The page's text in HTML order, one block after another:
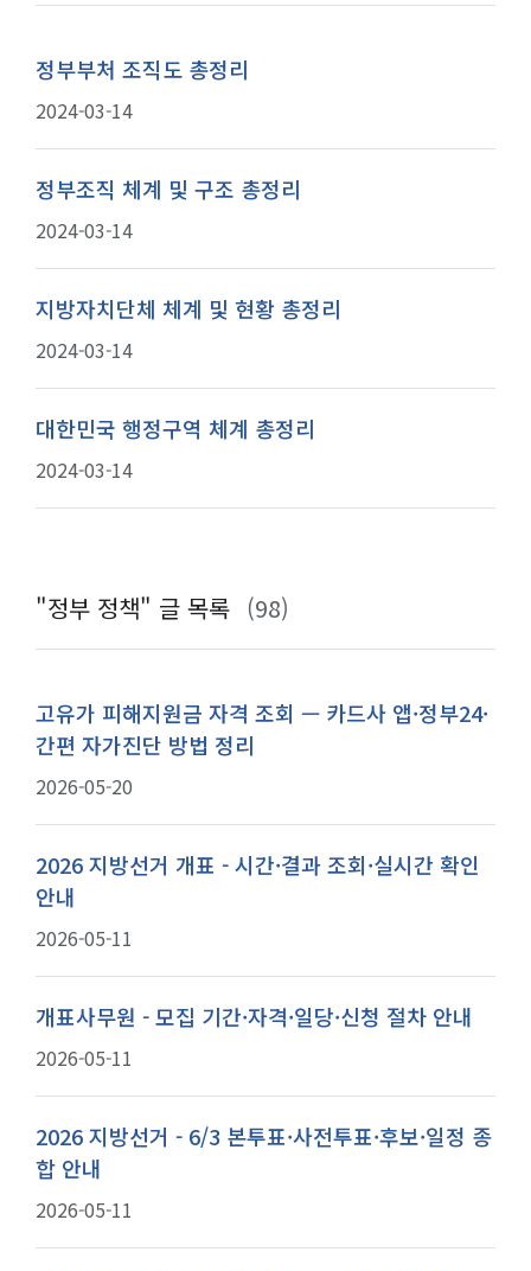
정부부처 조직도 총정리
2024-03-14
정부조직 체계 및 구조 총정리
2024-03-14
지방자치단체 체계 및 현황 총정리
2024-03-14
대한민국 행정구역 체계 총정리
2024-03-14
"정부 정책" 글 목록 (98)
고유가 피해지원금 자격 조회 — 카드사 앱·정부24·
간편 자가진단 방법 정리
2026-05-20
2026 지방선거 개표 - 시간·결과 조회·실시간 확인
안내
2026-05-11
개표사무원 - 모집 기간·자격·일당·신청 절차 안내
2026-05-11
2026 지방선거 - 6/3 본투표·사전투표·후보·일정 종
합 안내
2026-05-11